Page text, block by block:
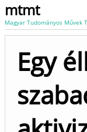
mtmt
Magyar Tudományos Művek
Egy